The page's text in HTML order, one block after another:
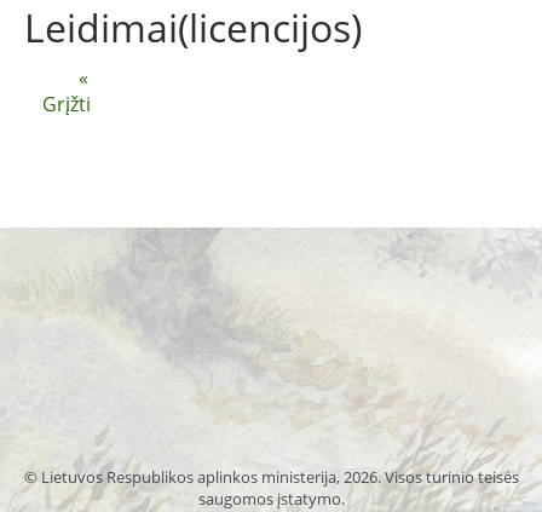
«
Grįžti
Leidimai(licencijos)
© Lietuvos Respublikos aplinkos ministerija, 2026. Visos turinio teisės
saugomos įstatymo.